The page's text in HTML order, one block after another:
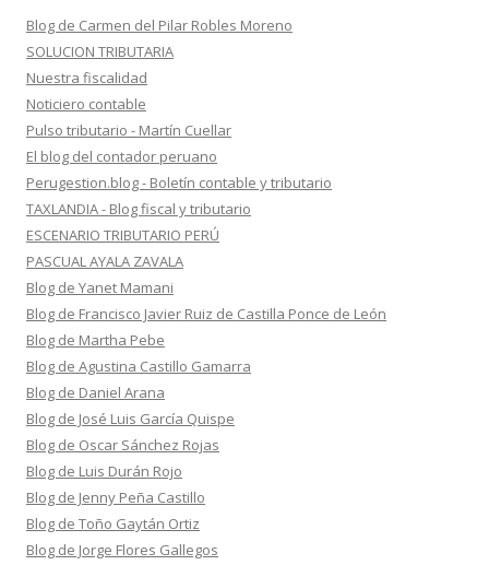
Blog de Carmen del Pilar Robles Moreno
SOLUCION TRIBUTARIA
Nuestra fiscalidad
Noticiero contable
Pulso tributario - Martín Cuellar
El blog del contador peruano
Perugestion.blog - Boletín contable y tributario
TAXLANDIA - Blog fiscal y tributario
ESCENARIO TRIBUTARIO PERÚ
PASCUAL AYALA ZAVALA
Blog de Yanet Mamani
Blog de Francisco Javier Ruiz de Castilla Ponce de León
Blog de Martha Pebe
Blog de Agustina Castillo Gamarra
Blog de Daniel Arana
Blog de José Luis García Quispe
Blog de Oscar Sánchez Rojas
Blog de Luis Durán Rojo
Blog de Jenny Peña Castillo
Blog de Toño Gaytán Ortiz
Blog de Jorge Flores Gallegos